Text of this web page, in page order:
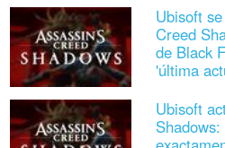
Ubisoft
Creed
de Black
'última
Ubisoft